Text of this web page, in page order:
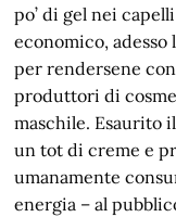
po’ di gel nei
economico, adesso
per rendersene
produttori di
maschile. Esaurito
un tot di creme e
umanamente
energia – al